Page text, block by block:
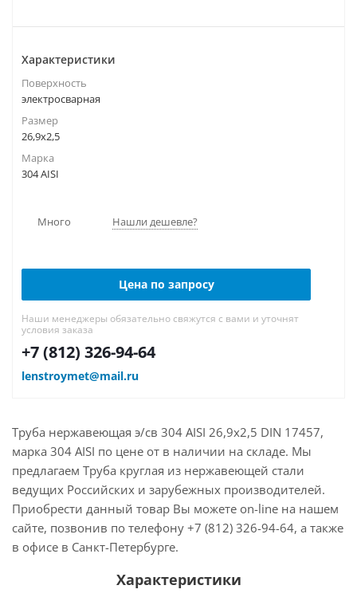
Характеристики
Поверхность
электросварная
Размер
26,9х2,5
Марка
304 AISI
Много Нашли дешевле?
Цена по запросу
Наши менеджеры обязательно свяжутся с вами и уточнят
условия заказа
+7 (812) 326-94-64
lenstroymet@mail.ru
Труба нержавеющая э/св 304 AISI 26,9х2,5 DIN 17457,
марка 304 AISI по цене от в наличии на складе. Мы
предлагаем Труба круглая из нержавеющей стали
ведущих Российских и зарубежных производителей.
Приобрести данный товар Вы можете on-line на нашем
сайте, позвонив по телефону +7 (812) 326-94-64, а также
в офисе в Санкт-Петербурге.
Характеристики